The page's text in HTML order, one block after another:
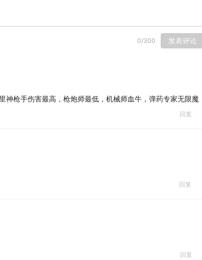
0/300 发表评论
神枪手伤害最高，枪炮师最低，机械师血牛，弹药专家无限魔
回复
回复
回复